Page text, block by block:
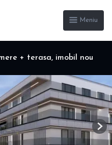
Meniu
+ terasa, imobil nou